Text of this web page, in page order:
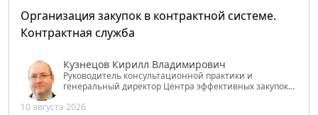
Организация закупок в контрактной системе.
Контрактная служба
Кузнецов Кирилл Владимирович
Руководитель консультационной практики и
генеральный директор Центра эффективных закупок
РФ
10 августа 2026